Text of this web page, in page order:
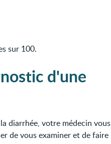
sur 100.
d'une
diarrhée, votre médecin vous
de vous examiner et de faire